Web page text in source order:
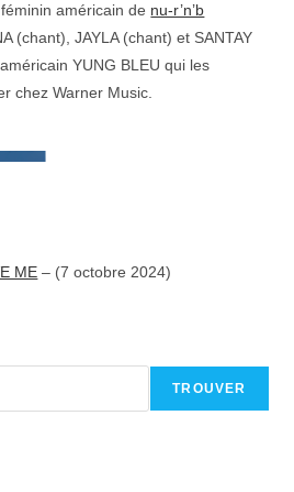
américain de nu-r’n’b
(chant), JAYLA (chant) et SANTAY
YUNG BLEU qui les
chez Warner Music.
ME – (7 octobre 2024)
TROUVER